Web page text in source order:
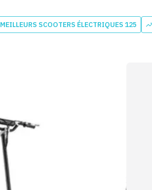
MEILLEURS SCOOTERS ÉLECTRIQUES 125